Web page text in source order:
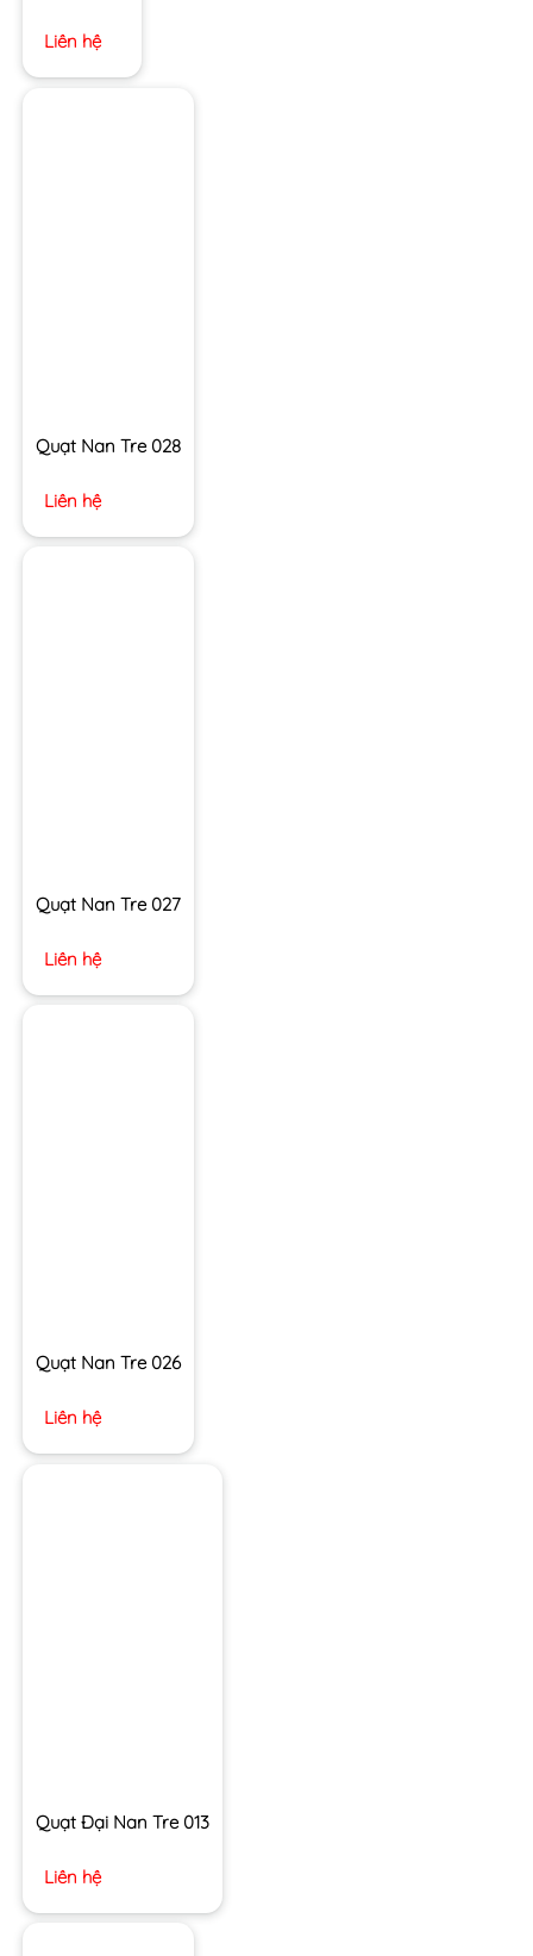
Liên hệ
Quạt Nan Tre 028
Liên hệ
Quạt Nan Tre 027
Liên hệ
Quạt Nan Tre 026
Liên hệ
Quạt Đại Nan Tre 013
Liên hệ